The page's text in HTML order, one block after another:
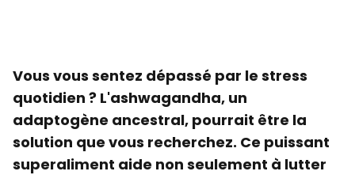
Vous vous sentez dépassé par le stress
quotidien ? L'ashwagandha, un
adaptogène ancestral, pourrait être la
solution que vous recherchez. Ce puissant
superaliment aide non seulement à lutter